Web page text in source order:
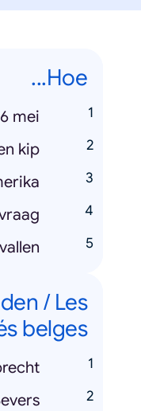
Hoe...
mei?
kip?
/ Les
belges